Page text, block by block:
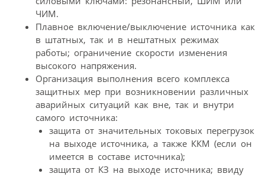
ЧИМ.
Плавное включение/выключение источника как
в штатных, так и в нештатных режимах
работы; ограничение скорости изменения
высокого напряжения.
Организация выполнения всего комплекса
защитных мер при возникновении различных
аварийных ситуаций как вне, так и внутри
самого источника:
защита от значительных токовых перегрузок
на выходе источника, а также ККМ (если он
имеется в составе источника);
защита от КЗ на выходе источника; ввиду